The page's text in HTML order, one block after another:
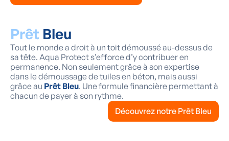
Prêt Bleu
Tout le monde a droit à un toit démoussé au-dessus de
sa tête. Aqua Protect s’efforce d’y contribuer en
permanence. Non seulement grâce à son expertise
dans le démoussage de tuiles en béton, mais aussi
grâce au Prêt Bleu. Une formule financière permettant à
chacun de payer à son rythme.
Découvrez notre Prêt Bleu